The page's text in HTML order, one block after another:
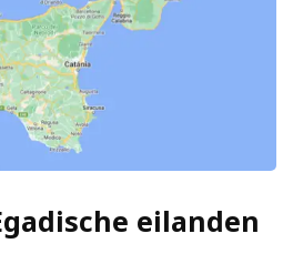
eilanden